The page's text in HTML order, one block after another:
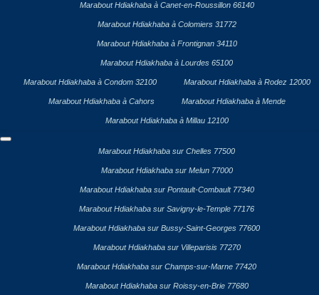
Marabout Hdiakhaba à Canet-en-Roussillon 66140
Marabout Hdiakhaba à Colomiers 31772
Marabout Hdiakhaba à Frontignan 34110
Marabout Hdiakhaba à Lourdes 65100
Marabout Hdiakhaba à Condom 32100 Marabout Hdiakhaba à Rodez 12000
Marabout Hdiakhaba à Cahors Marabout Hdiakhaba à Mende
Marabout Hdiakhaba à Millau 12100
Marabout Hdiakhaba sur Chelles 77500
Marabout Hdiakhaba sur Melun 77000
Marabout Hdiakhaba sur Pontault-Combault 77340
Marabout Hdiakhaba sur Savigny-le-Temple 77176
Marabout Hdiakhaba sur Bussy-Saint-Georges 77600
Marabout Hdiakhaba sur Villeparisis 77270
Marabout Hdiakhaba sur Champs-sur-Marne 77420
Marabout Hdiakhaba sur Roissy-en-Brie 77680